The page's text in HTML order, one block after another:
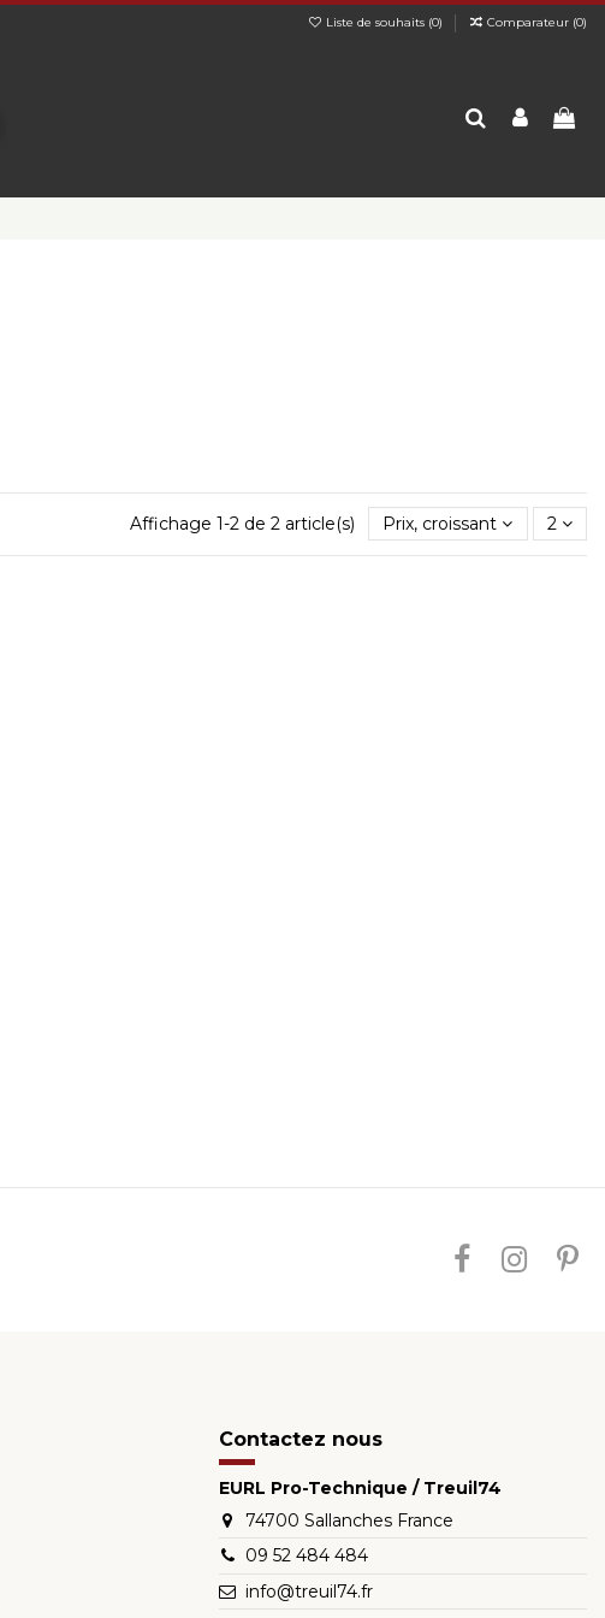
Liste de souhaits (0) Comparateur (0)
Affichage 1-2 de 2 article(s) Prix, croissant 2
Contactez nous
EURL Pro-Technique / Treuil74
74700 Sallanches France
09 52 484 484
info@treuil74.fr